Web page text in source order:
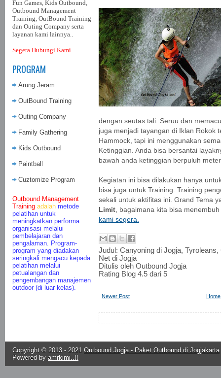
Fun Games, Kids Outbound,
Outbound Management
Training, OutBound Training
dan Outing Company serta
layanan kami lainnya..
Segera Hubungi Kami
PROGRAM
Arung Jeram
OutBound Training
Outing Company
Family Gathering
Kids Outbound
Paintball
Cuztomize Program
Outbound Management
Training adalah metode
pelatihan untuk
meningkatkan performa
organisasi melalui
pembelajaran dan
pengalaman. Program-
program yang diadakan
seringkali mengacu kepada
pelatihan melalui
petualangan dan
pengembangan manajemen
outdoor (di luar kelas).
dengan seutas tali. Seruu dan
juga menjadi tayangan di Iklan Rokok
Hammock, tapi ini menggunakan
Ketinggian. Anda bisa bersantai
bawah anda ketinggian berpuluh
Kegiatan ini bisa dilakukan hanya
bisa juga untuk Training. Training
sekali untuk aktifitas ini. Grand Tema
Limit, bagaimana kita bisa
kami segera.
Judul: Canyoning di Jogja,
Net di Jogja
Ditulis oleh Outbound Jogja
Rating Blog 4.5 dari 5
Newer Post Home
Copyright © 2013 - 2021 Outbound Jogja - Paket Outbound di Jogjakarta
Powered by amrkimi..!!